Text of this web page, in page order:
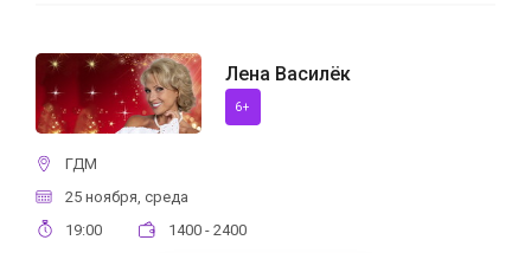
Лена Василёк
6+
ГДМ
25 ноября, среда
19:00
1400 - 2400